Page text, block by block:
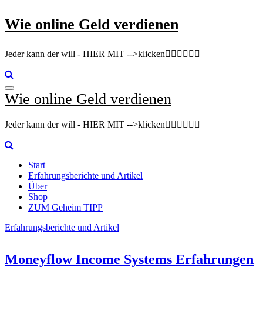
Zum
Inhalt
Wie online Geld verdienen
Jeder kann der will - HIER MIT -->klicken👇🏽👇🏽👇🏽
Wie online Geld verdienen
Jeder kann der will - HIER MIT -->klicken👇🏽👇🏽👇🏽
Start
Erfahrungsberichte und Artikel
Über
Shop
ZUM Geheim TIPP
Erfahrungsberichte und Artikel
Moneyflow Income Systems Erfahrungen